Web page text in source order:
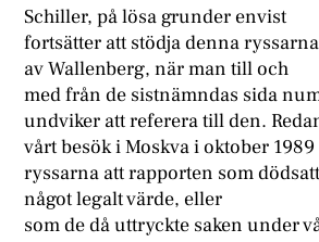
Schiller, på lösa grunder envist
fortsätter att stödja denna
av Wallenberg, när man till och
med från de sistnämndas sida
undviker att referera till den.
vårt besök i Moskva i oktober
ryssarna att rapporten som
något legalt värde, eller
som de då uttryckte saken under